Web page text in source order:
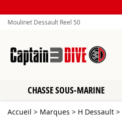
Moulinet Dessault Reel 50
CHASSE SOUS-MARINE
Accueil > Marques > H Dessault >